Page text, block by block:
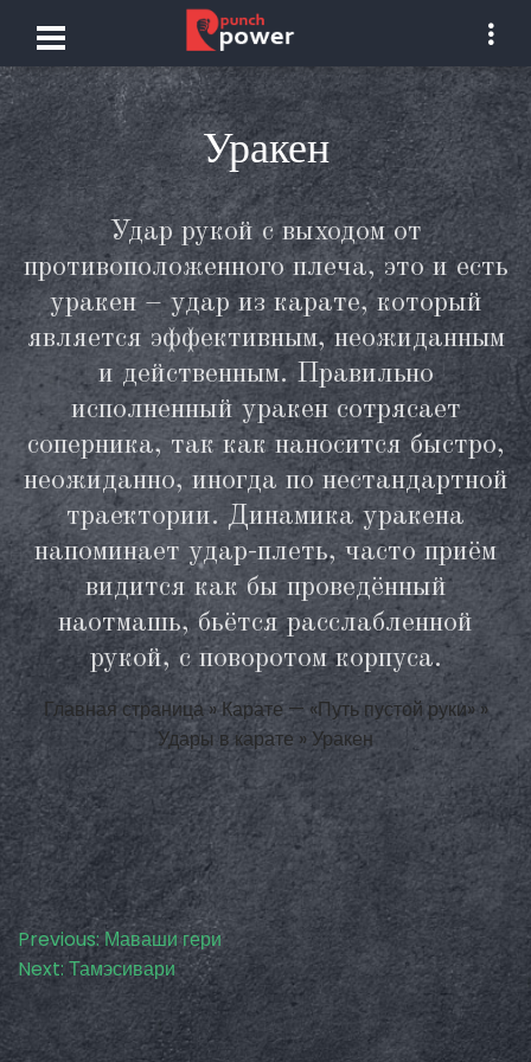
Уракен
Удар рукой с выходом от
противоположенного плеча, это и есть
уракен – удар из карате, который
является эффективным, неожиданным
и действенным. Правильно
исполненный уракен сотрясает
соперника, так как наносится быстро,
неожиданно, иногда по нестандартной
траектории. Динамика уракена
напоминает удар-плеть, часто приём
видится как бы проведённый
наотмашь, бьётся расслабленной
рукой, с поворотом корпуса.
Главная страница»Карате — «Путь пустой руки»»
Удары в карате » Уракен
Навигация
по
Previous: Маваши гери
Next: Тамэсивари